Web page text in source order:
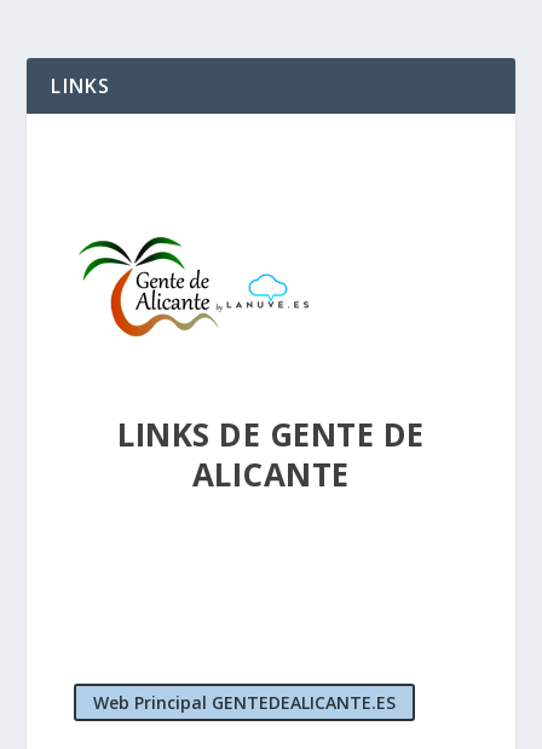
LINKS
LINKS DE GENTE DE
ALICANTE
Web Principal GENTEDEALICANTE.ES